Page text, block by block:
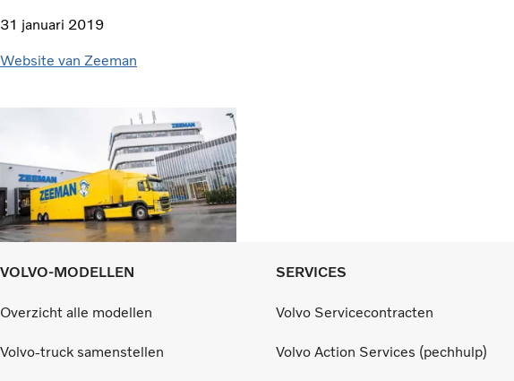
31 januari 2019
Website van Zeeman
VOLVO-MODELLEN
Overzicht alle modellen
Volvo-truck samenstellen
SERVICES
Volvo Servicecontracten
Volvo Action Services (pechhulp)